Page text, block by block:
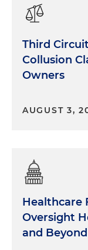
Third
Collusion
Owners
AUGUST 3,
Healthcare
Oversight
and Beyond